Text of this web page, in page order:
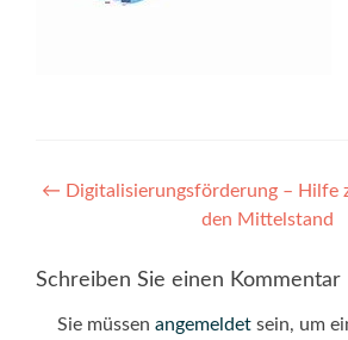
Post
← Digitalisierungsförderung – Hilfe
den Mittelstand
Schreiben Sie einen Kommentar
Sie müssen angemeldetsein, um